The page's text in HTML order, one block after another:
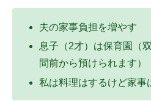
夫の家事負担を増やす
息子（2才）は保育園（
間前から預けられます）
私は料理はするけど家事